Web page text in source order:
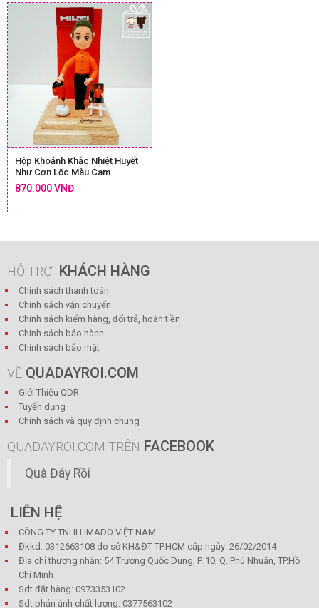
Hộp Khoảnh Khắc Nhiệt Huyết
Như Cơn Lốc Màu Cam
870.000 VNĐ
HỖ TRỢ KHÁCH HÀNG
Chính sách thanh toán
Chính sách vận chuyển
Chính sách kiểm hàng, đổi trả, hoàn tiền
Chính sách bảo hành
Chính sách bảo mật
VỀ QUADAYROI.COM
Giới Thiệu QDR
Tuyển dụng
Chính sách và quy định chung
QUADAYROI.COM TRÊN FACEBOOK
Quà Đây Rồi
LIÊN HỆ
CÔNG TY TNHH IMADO VIỆT NAM
Đkkd: 0312663108 do sở KH&ĐT TP.HCM cấp ngày: 26/02/2014
Địa chỉ thương nhân: 54 Trương Quốc Dung, P. 10, Q. Phú Nhuận, TP.Hồ
Chí Minh
Sdt đặt hàng: 0973353102
Sdt phản ánh chất lượng: 0377563102